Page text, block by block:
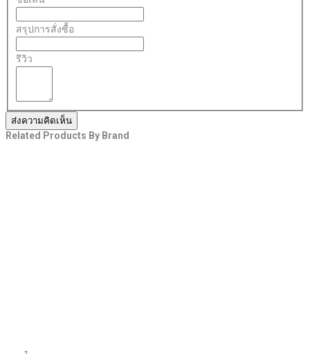
สรุปการสั่งซื้อ
รีวิว
ส่งความคิดเห็น
Related Products By Brand